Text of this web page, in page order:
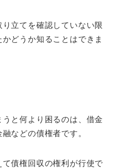
立てを確認していない限
どうか知ることはできま
と何より困るのは、借金
などの債権者です。
債権回収の権利が行使で